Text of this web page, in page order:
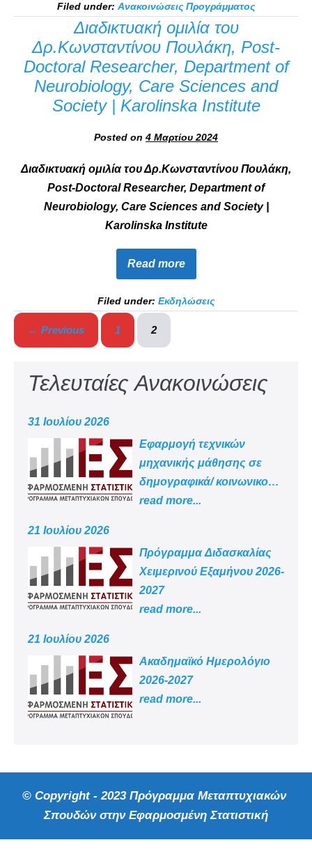
Filed under: Ανακοινώσεις Προγράμματος
Διαδικτυακή ομιλία του
Δρ.Κωνσταντίνου Πουλάκη, Post-
Doctoral Researcher, Department of
Neurobiology, Care Sciences and
Society | Karolinska Institute
Posted on 4 Μαρτίου 2024
Διαδικτυακή ομιλία του Δρ.Κωνσταντίνου Πουλάκη,
Post-Doctoral Researcher, Department of
Neurobiology, Care Sciences and Society |
Karolinska Institute
Read more
Filed under: Εκδηλώσεις
← Previous 1 2
Τελευταίες Ανακοινώσεις
31 Ιουλίου 2026
Εφαρμογή τεχνικών
μηχανικής μάθησης σε
δημογραφικά/ κοινωνικο
-οικονομικά δεδομένα
read more...
21 Ιουλίου 2026
Πρόγραμμα Διδασκαλίας
Χειμερινού Εξαμήνου 2026-
2027
read more...
21 Ιουλίου 2026
Aκαδημαϊκό Ημερολόγιο
2026-2027
read more...
© Copyright - 2023 Πρόγραμμα Μεταπτυχιακών
Σπουδών στην Εφαρμοσμένη Στατιστική